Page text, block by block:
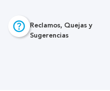
Reclamos, Quejas y
Sugerencias